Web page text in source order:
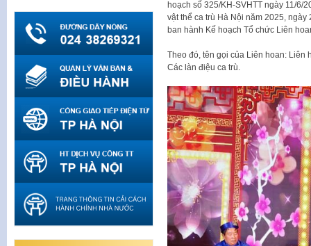
hoạch số 325/KH-SVHTT ngày 11/6/
vật thể ca trù Hà Nội năm 2025,
ban hành Kế hoạch Tổ chức Liên
Theo đó, tên gọi của Liên hoan: Liên
Các làn điệu ca trù.